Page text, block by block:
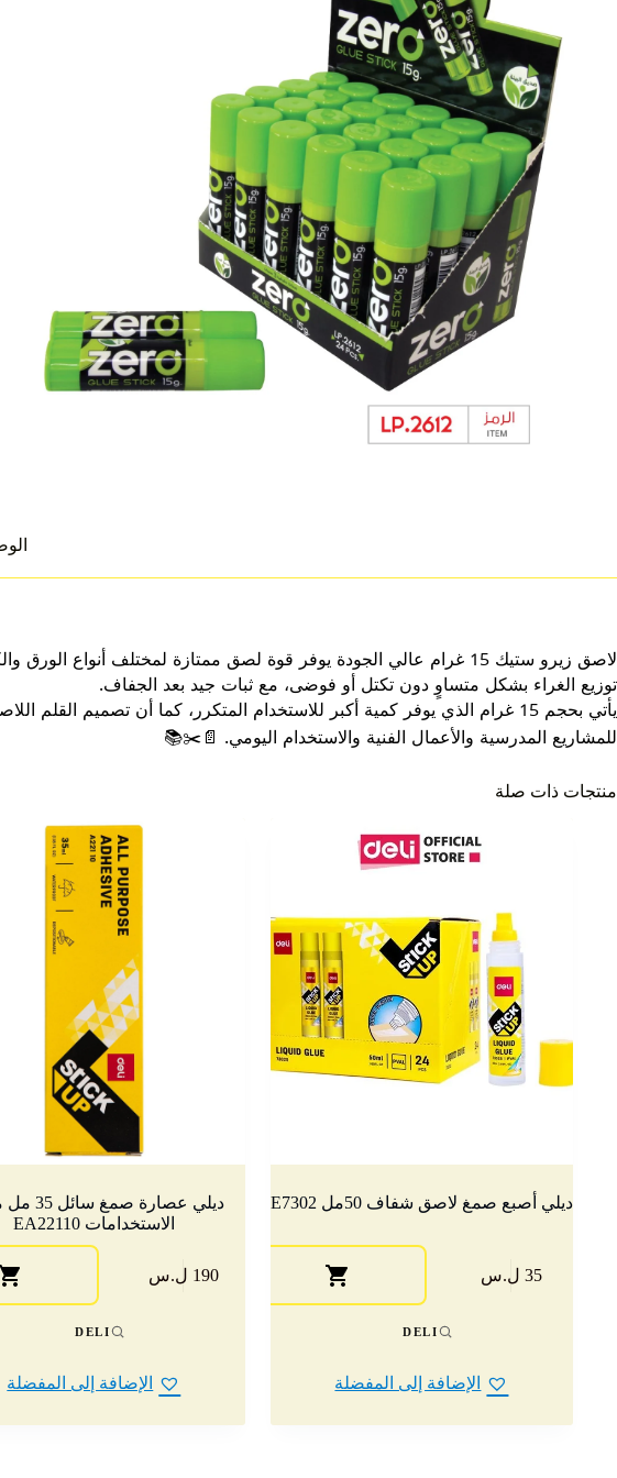
لاصق زيرو ستيك 15 غرام عالي الجودة يوفر قوة لصق ممتازة لمختلف
توزيع الغراء بشكل متساوٍ دون تكتل أو فوضى، مع ثبات جيد بعد الجفاف.
يأتي بحجم 15 غرام الذي يوفر كمية أكبر للاستخدام المتكرر، كما أن تصميم
للمشاريع المدرسية والأعمال الفنية والاستخدام اليومي. 📄✂️📚
منتجات ذات صلة
ديلي أصبع صمغ لاصق شفاف 50مل E7302
35 ل.س
DELI
الإضافة إلى المفضلة
ديلي عصارة
الاستخدامات EA22110
190 ل.س
DELI
الإضافة إلى المفضلة